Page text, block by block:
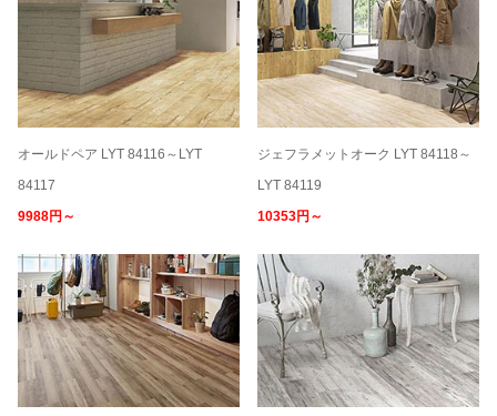
オールドペア LYT 84116～LYT
84117
9988円～
ジェフラメットオーク LYT 84118～
LYT 84119
10353円～